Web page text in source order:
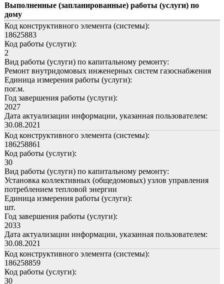
Выполненные (запланированные) работы (услуги) по
дому
Код конструктивного элемента (системы):
18625883
Код работы (услуги):
2
Вид работы (услуги) по капитальному ремонту:
Ремонт внутридомовых инженерных систем газоснабжения
Единица измерения работы (услуги):
пог.м.
Год завершения работы (услуги):
2027
Дата актуализации информации, указанная пользователем:
30.08.2021
Код конструктивного элемента (системы):
186258861
Код работы (услуги):
30
Вид работы (услуги) по капитальному ремонту:
Установка коллективных (общедомовых) узлов управления
потреблением тепловой энергии
Единица измерения работы (услуги):
шт.
Год завершения работы (услуги):
2033
Дата актуализации информации, указанная пользователем:
30.08.2021
Код конструктивного элемента (системы):
186258859
Код работы (услуги):
30